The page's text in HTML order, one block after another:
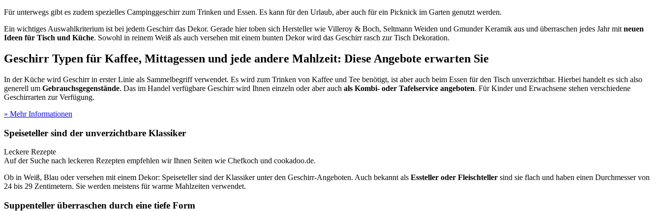
Für unterwegs gibt es zudem spezielles Campinggeschirr zum Trinken und Essen. Es kann für den Urlaub, aber auch für ein Picknick im Garten genutzt werden.
Ein wichtiges Auswahlkriterium ist bei jedem Geschirr das Dekor. Gerade hier toben sich Hersteller wie Villeroy & Boch, Seltmann Weiden und Gmunder Keramik aus und überraschen jedes Jahr mit neuen
Ideen für Tisch und Küche. Sowohl in reinem Weiß als auch versehen mit einem bunten Dekor wird das Geschirr rasch zur Tisch Dekoration.
Geschirr Typen für Kaffee, Mittagessen und jede andere Mahlzeit: Diese Angebote erwarten Sie
In der Küche wird Geschirr in erster Linie als Sammelbegriff verwendet. Es wird zum Trinken von Kaffee und Tee benötigt, ist aber auch beim Essen für den Tisch unverzichtbar. Hierbei handelt es sich also
generell um Gebrauchsgegenstände. Das im Handel verfügbare Geschirr wird Ihnen einzeln oder aber auch als Kombi- oder Tafelservice angeboten. Für Kinder und Erwachsene stehen verschiedene
Geschirrarten zur Verfügung.
» Mehr Informationen
Speiseteller sind der unverzichtbare Klassiker
Leckere Rezepte
Auf der Suche nach leckeren Rezepten empfehlen wir Ihnen Seiten wie Chefkoch und cookadoo.de.
Ob in Weiß, Blau oder versehen mit einem Dekor: Speiseteller sind der Klassiker unter den Geschirr-Angeboten. Auch bekannt als Essteller oder Fleischteller sind sie flach und haben einen Durchmesser von
24 bis 29 Zentimetern. Sie werden meistens für warme Mahlzeiten verwendet.
Suppenteller überraschen durch eine tiefe Form